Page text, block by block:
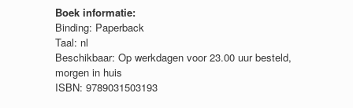
Boek informatie:
Binding: Paperback
Taal: nl
Beschikbaar: Op werkdagen voor 23.00 uur besteld,
morgen in huis
ISBN: 9789031503193